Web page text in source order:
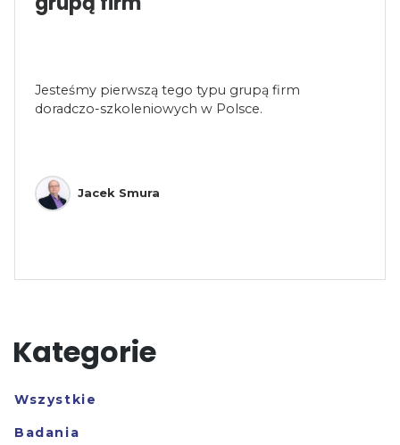
Jesteśmy pierwszą tego typu grupą firm
doradczo-szkoleniowych w Polsce.
Jacek Smura
Kategorie
Wszystkie
Badania